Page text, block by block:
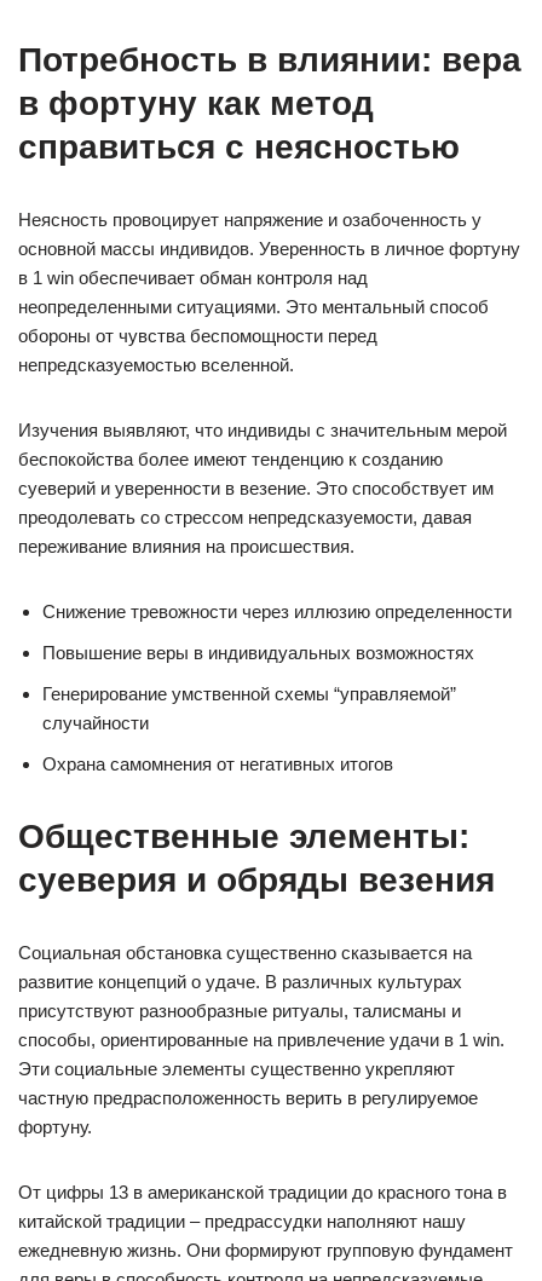
Потребность в влиянии: вера
в фортуну как метод
справиться с неясностью
Неясность провоцирует напряжение и озабоченность у
основной массы индивидов. Уверенность в личное фортуну
в 1 win обеспечивает обман контроля над
неопределенными ситуациями. Это ментальный способ
обороны от чувства беспомощности перед
непредсказуемостью вселенной.
Изучения выявляют, что индивиды с значительным мерой
беспокойства более имеют тенденцию к созданию
суеверий и уверенности в везение. Это способствует им
преодолевать со стрессом непредсказуемости, давая
переживание влияния на происшествия.
Снижение тревожности через иллюзию определенности
Повышение веры в индивидуальных возможностях
Генерирование умственной схемы “управляемой”
случайности
Охрана самомнения от негативных итогов
Общественные элементы:
суеверия и обряды везения
Социальная обстановка существенно сказывается на
развитие концепций о удаче. В различных культурах
присутствуют разнообразные ритуалы, талисманы и
способы, ориентированные на привлечение удачи в 1 win.
Эти социальные элементы существенно укрепляют
частную предрасположенность верить в регулируемое
фортуну.
От цифры 13 в американской традиции до красного тона в
китайской традиции – предрассудки наполняют нашу
ежедневную жизнь. Они формируют групповую фундамент